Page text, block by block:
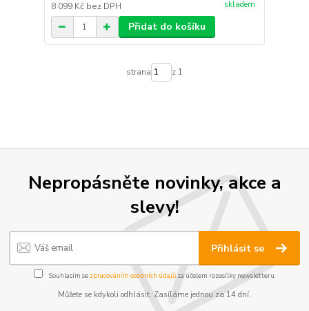
8 099 Kč bez DPH skladem
Přidat do košíku
strana z 1
Nepropásněte novinky, akce a
slevy!
Přihlásit se
Souhlasím se zpracováním osobních údajůza účelem rozesílky newsletteru.
Můžete se kdykoli odhlásit. Zasíláme jednou za 14 dní.